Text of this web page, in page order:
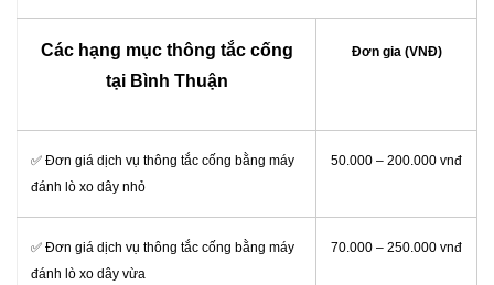
Các hạng mục thông tắc cống
tại Bình Thuận
Đơn gia (VNĐ)
✅ Đơn giá dịch vụ thông tắc cống bằng máy
đánh lò xo dây nhỏ
50.000 – 200.000 vnđ
✅ Đơn giá dịch vụ thông tắc cống bằng máy
đánh lò xo dây vừa
70.000 – 250.000 vnđ